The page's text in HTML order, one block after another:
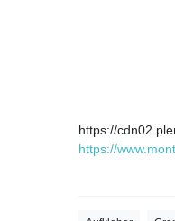
https://
https://